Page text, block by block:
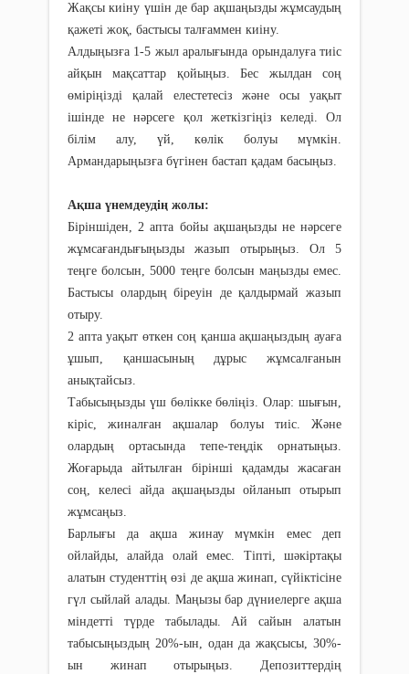
Жақсы киіну үшін де бар ақшаңызды жұмсаудың
қажеті жоқ, бастысы талғаммен киіну.
Алдыңызға 1-5 жыл аралығында орындалуға тиіс
айқын мақсаттар қойыңыз. Бес жылдан соң
өміріңізді қалай елестетесіз және осы уақыт
ішінде не нәрсеге қол жеткізгіңіз келеді. Ол
білім алу, үй, көлік болуы мүмкін.
Армандарыңызға бүгінен бастап қадам басыңыз.
Ақша үнемдеудің жолы:
Біріншіден, 2 апта бойы ақшаңызды не нәрсеге
жұмсағандығыңызды жазып отырыңыз. Ол 5
теңге болсын, 5000 теңге болсын маңызды емес.
Бастысы олардың біреуін де қалдырмай жазып
отыру.
2 апта уақыт өткен соң қанша ақшаңыздың ауаға
ұшып, қаншасының дұрыс жұмсалғанын
анықтайсыз.
Табысыңызды үш бөлікке бөліңіз. Олар: шығын,
кіріс, жиналған ақшалар болуы тиіс. Және
олардың ортасында тепе-теңдік орнатыңыз.
Жоғарыда айтылған бірінші қадамды жасаған
соң, келесі айда ақшаңызды ойланып отырып
жұмсаңыз.
Барлығы да ақша жинау мүмкін емес деп
ойлайды, алайда олай емес. Тіпті, шәкіртақы
алатын студенттің өзі де ақша жинап, сүйіктісіне
гүл сыйлай алады. Маңызы бар дүниелерге ақша
міндетті түрде табылады. Ай сайын алатын
табысыңыздың 20%-ын, одан да жақсысы, 30%-
ын жинап отырыңыз. Депозиттердің